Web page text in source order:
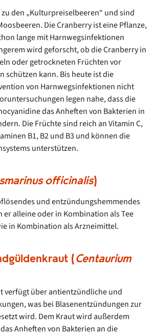
den „Kulturpreiselbeeren“ und sind
Die Cranberry ist eine Pflanze,
lange mit Harnwegsinfektionen
wird geforscht, ob die Cranberry in
oder getrockneten Früchten vor
schützen kann. Bis heute ist die
von Harnwegsinfektionen nicht
legen nahe, dass die
das Anheften von Bakterien in
Die Früchte sind reich an Vitamin C,
B1, B2 und B3 und können die
unterstützen.
officinalis)
und entzündungshemmendes
er alleine oder in Kombination als Tee
in Kombination als Arzneimittel.
(Centaurium
verfügt über antientzündliche und
was bei Blasenentzündungen zur
wird. Dem Kraut wird außerdem
Anheften von Bakterien an die